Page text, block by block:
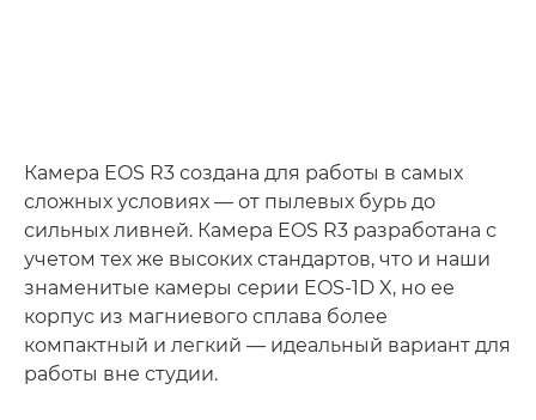
Камера EOS R3 создана для работы в самых
сложных условиях — от пылевых бурь до
сильных ливней. Камера EOS R3 разработана с
учетом тех же высоких стандартов, что и наши
знаменитые камеры серии EOS-1D X, но ее
корпус из магниевого сплава более
компактный и легкий — идеальный вариант для
работы вне студии.